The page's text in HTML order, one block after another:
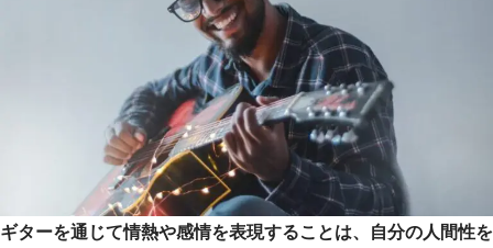
ギターを通じて情熱や感情を表現することは、自分の人間性を